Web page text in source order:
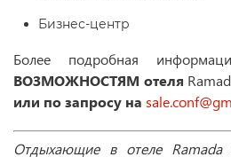
Бизнес-центр
Более подробная
ВОЗМОЖНОСТЯМ отеля
или по запросу на
Отдыхающие в отеле